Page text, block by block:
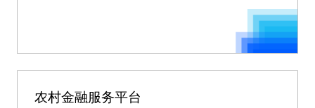
农村金融服务平台